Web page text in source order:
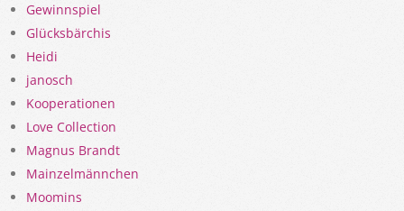
Gewinnspiel
Glücksbärchis
Heidi
janosch
Kooperationen
Love Collection
Magnus Brandt
Mainzelmännchen
Moomins